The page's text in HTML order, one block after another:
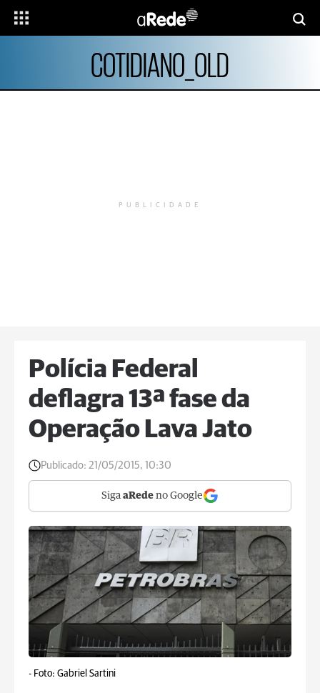
COTIDIANO_OLD
PUBLICIDADE
Polícia Federal
deflagra 13ª fase da
Operação Lava Jato
Publicado: 21/05/2015, 10:30
Siga aRede no Google
- Foto: Gabriel Sartini